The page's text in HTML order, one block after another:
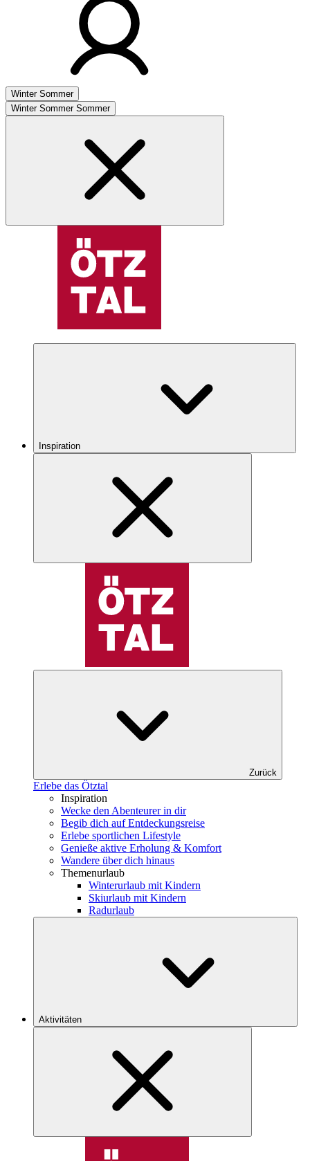
Winter Sommer
Winter Sommer Sommer
Inspiration
Zurück
Erlebe das Ötztal
Inspiration
Wecke den Abenteurer in dir
Begib dich auf Entdeckungsreise
Erlebe sportlichen Lifestyle
Genieße aktive Erholung & Komfort
Wandere über dich hinaus
Themenurlaub
Winterurlaub mit Kindern
Skiurlaub mit Kindern
Radurlaub
Aktivitäten